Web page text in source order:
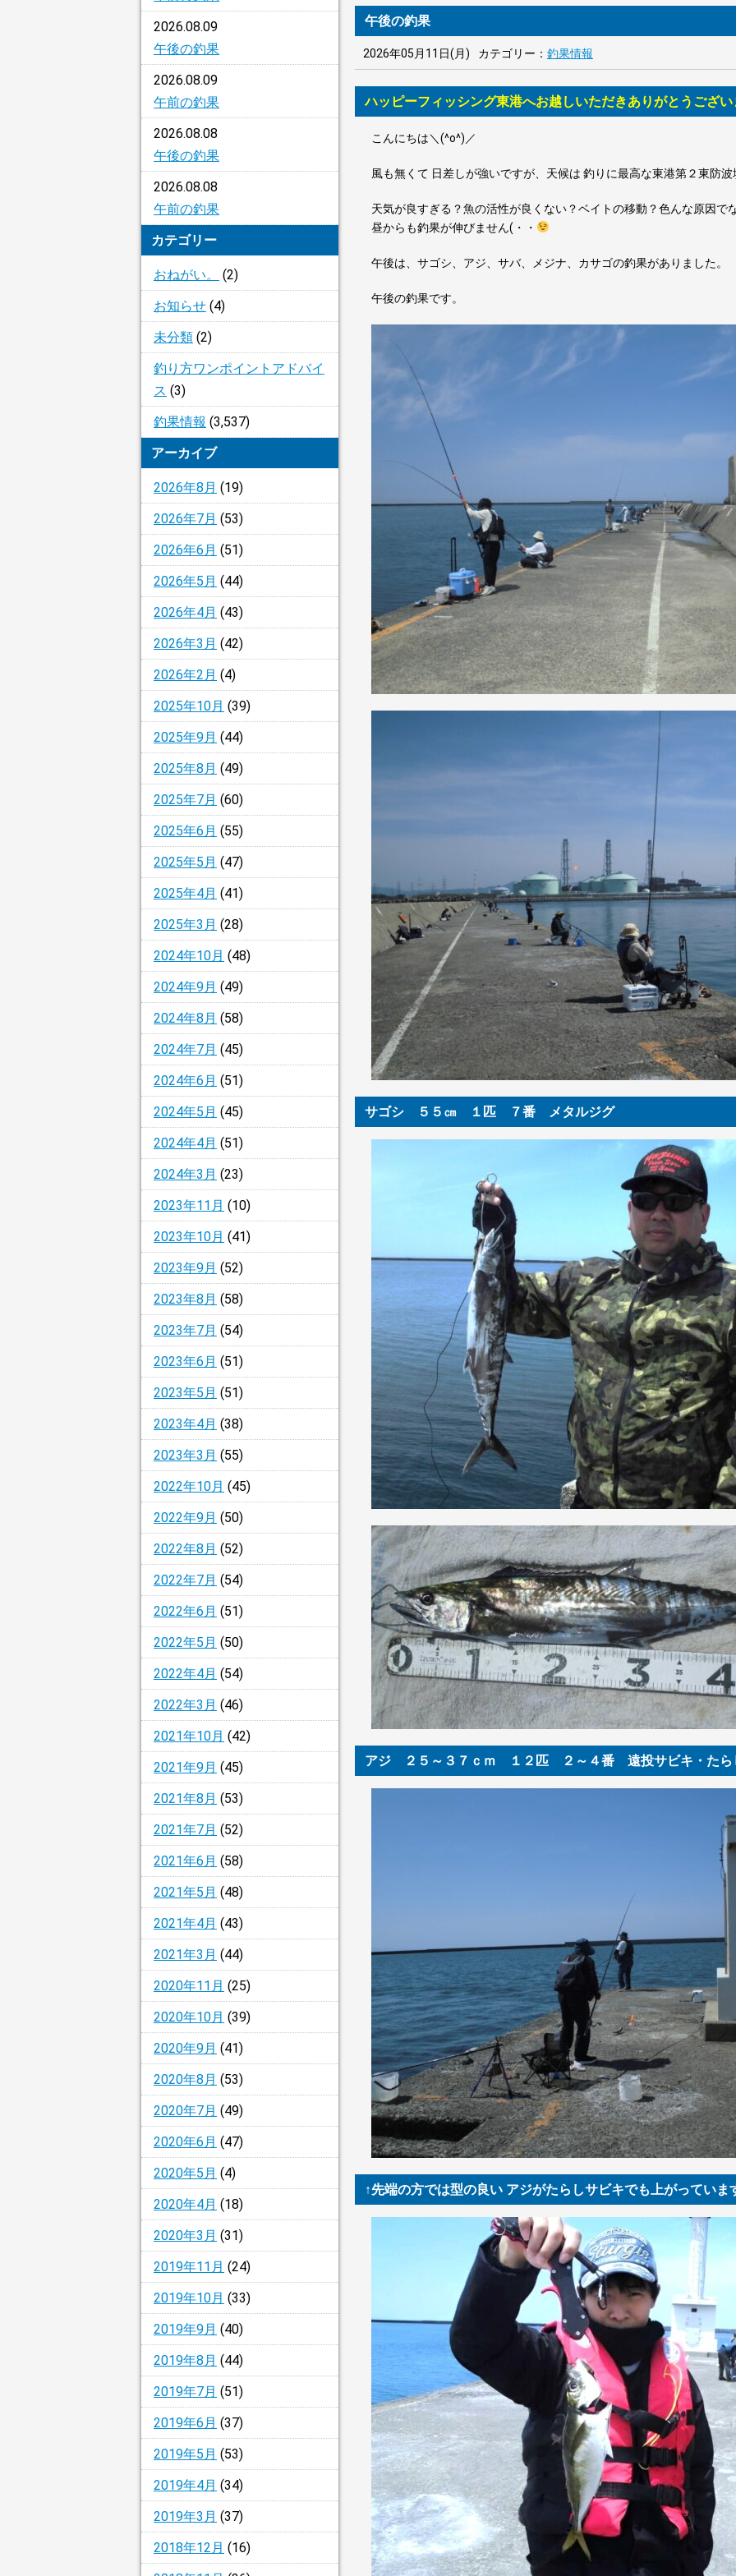
2026.08.09
午後の釣果
2026.08.09
午前の釣果
2026.08.08
午後の釣果
2026.08.08
午前の釣果
カテゴリー
おねがい。
(2)
お知らせ (4)
未分類 (2)
釣り方ワンポイントアドバイ
ス (3)
釣果情報 (3,537)
アーカイブ
2026年8月 (19)
2026年7月 (53)
2026年6月 (51)
2026年5月 (44)
2026年4月 (43)
2026年3月 (42)
2026年2月 (4)
2025年10月 (39)
2025年9月 (44)
2025年8月 (49)
2025年7月 (60)
2025年6月 (55)
2025年5月 (47)
2025年4月 (41)
2025年3月 (28)
2024年10月 (48)
2024年9月 (49)
2024年8月 (58)
2024年7月 (45)
2024年6月 (51)
2024年5月 (45)
2024年4月 (51)
2024年3月 (23)
2023年11月 (10)
2023年10月 (41)
2023年9月 (52)
2023年8月 (58)
2023年7月 (54)
2023年6月 (51)
2023年5月 (51)
2023年4月 (38)
2023年3月 (55)
2022年10月 (45)
2022年9月 (50)
2022年8月 (52)
2022年7月 (54)
2022年6月 (51)
2022年5月 (50)
2022年4月 (54)
2022年3月 (46)
2021年10月 (42)
2021年9月 (45)
2021年8月 (53)
2021年7月 (52)
2021年6月 (58)
2021年5月 (48)
2021年4月 (43)
2021年3月 (44)
2020年11月 (25)
2020年10月 (39)
2020年9月 (41)
2020年8月 (53)
2020年7月 (49)
2020年6月 (47)
2020年5月 (4)
2020年4月 (18)
2020年3月 (31)
2019年11月 (24)
2019年10月 (33)
2019年9月 (40)
2019年8月 (44)
2019年7月 (51)
2019年6月 (37)
2019年5月 (53)
2019年4月 (34)
2019年3月 (37)
2018年12月 (16)
午後の釣果
2026年05月11日(月) カテゴリー： 釣果情報
ハッピーフィッシング東港へお越しいただきありがとうござい
こんにちは＼(^o^)／
風も無くて 日差しが強いですが、天候は 釣りに最高な東港第２東防
天気が良すぎる？魚の活性が良くない？ベイトの移動？色んな原因で
昼からも釣果が伸びません( ・・
午後は、サゴシ、アジ、サバ、メジナ、カサゴの釣果がありました。
午後の釣果です。
サゴシ ５５㎝ １匹 ７番 メタルジグ
アジ ２５～３７ｃｍ １２匹 ２～４番 遠投サビキ・たら
↑先端の方では型の良い アジがたらしサビキでも上がっていま